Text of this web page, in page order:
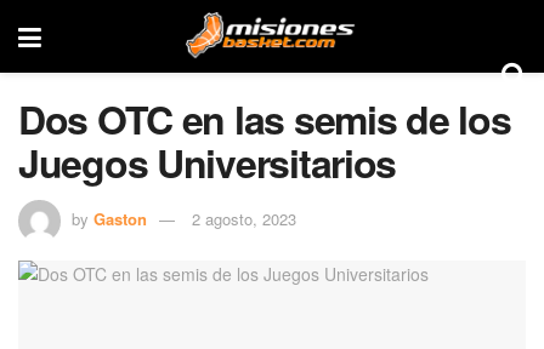
Dos OTC en las semis de los
Juegos Universitarios
by Gaston 2 agosto, 2023